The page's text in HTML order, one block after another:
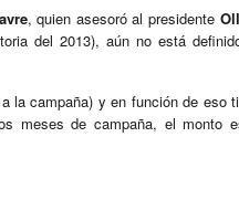
, quien asesoró al presidente
del 2013), aún no está
la campaña) y en función de eso
meses de campaña, el monto